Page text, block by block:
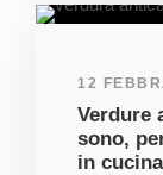
12
Verdure
sono,
in cucina